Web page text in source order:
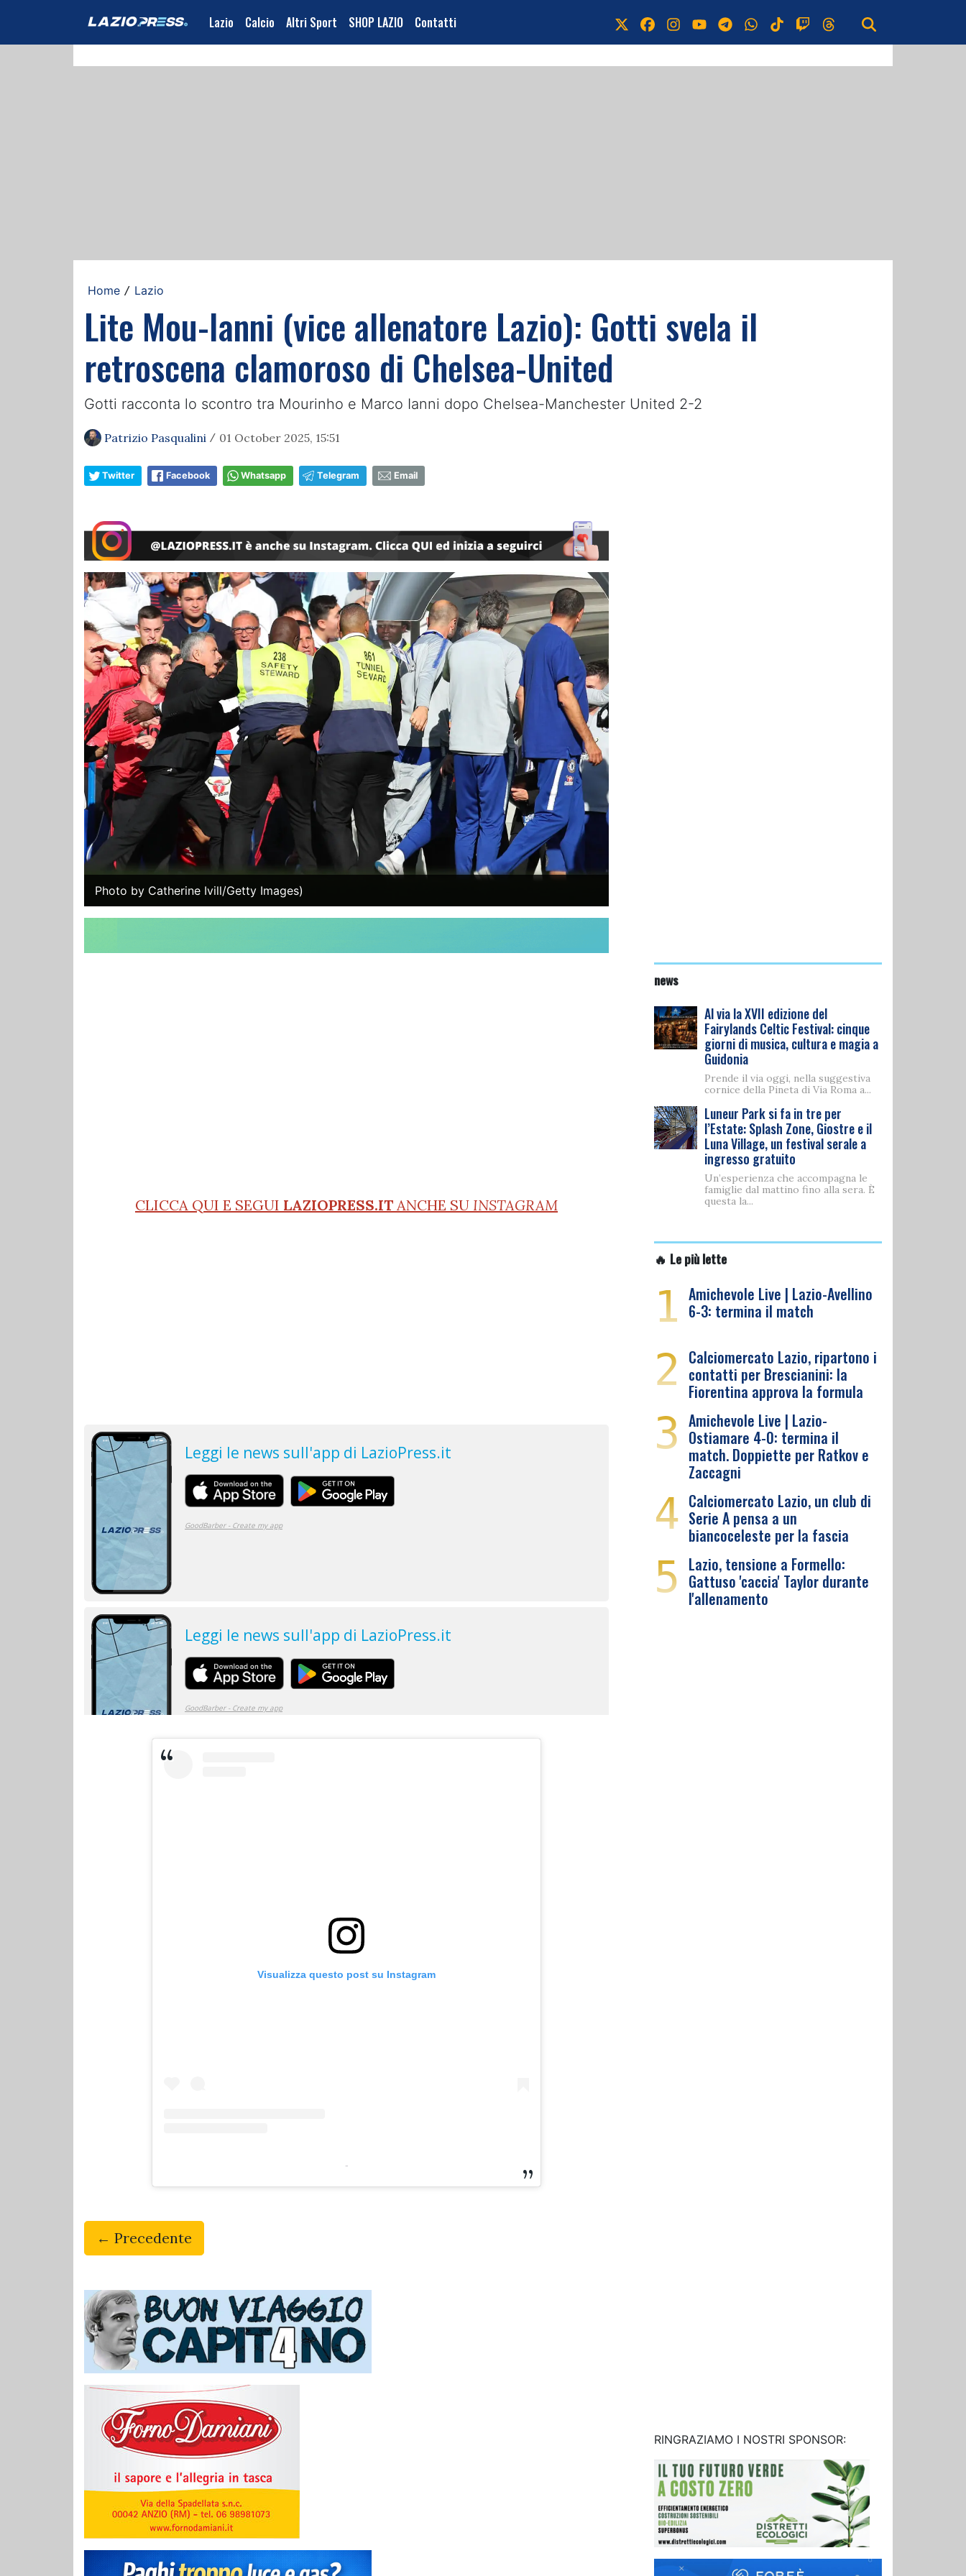
Lazio Calcio Altri Sport SHOP LAZIO Contatti
Home / Lazio
Lite Mou-Ianni (vice allenatore Lazio): Gotti svela il
retroscena clamoroso di Chelsea-United
Gotti racconta lo scontro tra Mourinho e Marco Ianni dopo Chelsea-Manchester United 2-2
Patrizio Pasqualini / 01 October 2025, 15:51
Twitter Facebook Whatsapp Telegram Email
Photo by Catherine Ivill/Getty Images)
CLICCA QUI E SEGUI LAZIOPRESS.IT ANCHE SU INSTAGRAM
Visualizza questo post su Instagram
-
← Precedente
news
Al via la XVII edizione del
Fairylands Celtic Festival: cinque
giorni di musica, cultura e magia a
Guidonia
Prende il via oggi, nella suggestiva
cornice della Pineta di Via Roma a...
Luneur Park si fa in tre per
l’Estate: Splash Zone, Giostre e il
Luna Village, un festival serale a
ingresso gratuito
Un’esperienza che accompagna le
famiglie dal mattino fino alla sera. È
questa la...
🔥 Le più lette
1 Amichevole Live | Lazio-Avellino
6-3: termina il match
2 Calciomercato Lazio, ripartono i
contatti per Brescianini: la
Fiorentina approva la formula
3 Amichevole Live | Lazio-
Ostiamare 4-0: termina il
match. Doppiette per Ratkov e
Zaccagni
4 Calciomercato Lazio, un club di
Serie A pensa a un
biancoceleste per la fascia
5 Lazio, tensione a Formello:
Gattuso 'caccia' Taylor durante
l'allenamento
RINGRAZIAMO I NOSTRI SPONSOR: